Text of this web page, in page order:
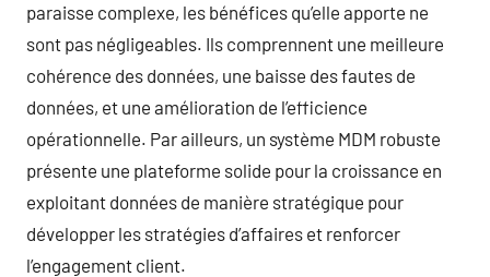
paraisse complexe, les bénéfices qu’elle apporte ne
sont pas négligeables. Ils comprennent une meilleure
cohérence des données, une baisse des fautes de
données, et une amélioration de l’efficience
opérationnelle. Par ailleurs, un système MDM robuste
présente une plateforme solide pour la croissance en
exploitant données de manière stratégique pour
développer les stratégies d’affaires et renforcer
l’engagement client.